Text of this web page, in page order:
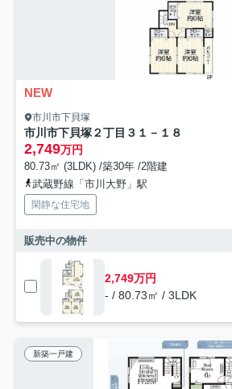
NEW
市川市下貝塚
市川市下貝塚２丁目３１－１８
2,749万円
80.73㎡ (3LDK) /築30年 /2階建
武蔵野線「市川大野」駅
閑静な住宅地
販売中の物件
2,749万円
- / 80.73㎡ / 3LDK
新築一戸建